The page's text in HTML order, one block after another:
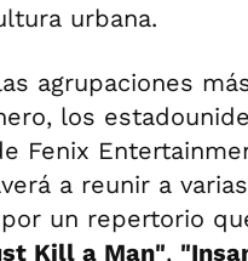
urbana.
agrupaciones
los
Fenix
a reunir a
un repertorio
Kill a Man",